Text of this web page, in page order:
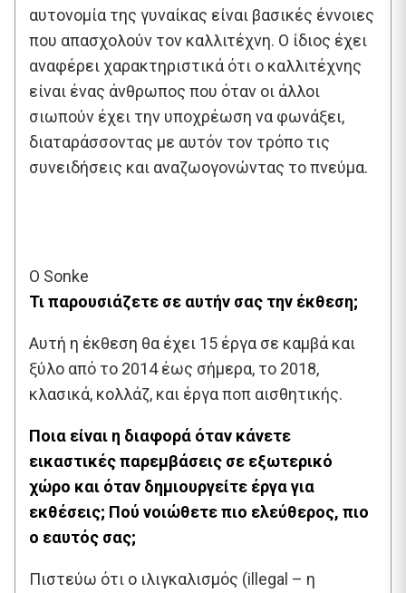
αυτονομία της γυναίκας είναι βασικές έννοιες
που απασχολούν τον καλλιτέχνη. Ο ίδιος έχει
αναφέρει χαρακτηριστικά ότι ο καλλιτέχνης
είναι ένας άνθρωπος που όταν οι άλλοι
σιωπούν έχει την υποχρέωση να φωνάξει,
διαταράσσοντας με αυτόν τον τρόπο τις
συνειδήσεις και αναζωογονώντας το πνεύμα.
Ο Sonke
Τι παρουσιάζετε σε αυτήν σας την έκθεση;
Αυτή η έκθεση θα έχει 15 έργα σε καμβά και
ξύλο από το 2014 έως σήμερα, το 2018,
κλασικά, κολλάζ, και έργα ποπ αισθητικής.
Ποια είναι η διαφορά όταν κάνετε
εικαστικές παρεμβάσεις σε εξωτερικό
χώρο και όταν δημιουργείτε έργα για
εκθέσεις; Πού νοιώθετε πιο ελεύθερος, πιο
ο εαυτός σας;
Πιστεύω ότι ο ιλιγκαλισμός (illegal – η